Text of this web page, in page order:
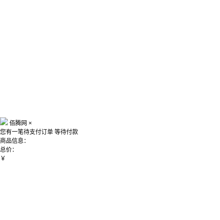
佰腾网 ×
您有一笔待支付订单 等待付款
商品信息：
总价：
￥